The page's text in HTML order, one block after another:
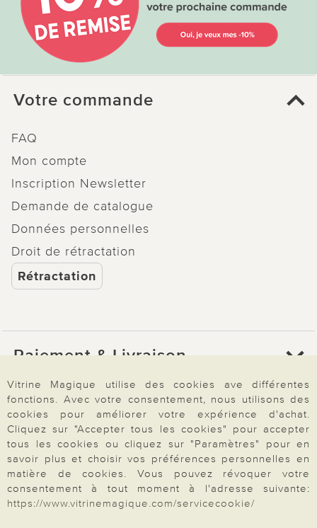
Votre commande
FAQ
Mon compte
Inscription Newsletter
Demande de catalogue
Données personnelles
Droit de rétractation
Rétractation
Paiement & Livraison
À propos de nous
Besoin d'aide?
Mentions légales|CGV|Données & liberté|Vie privée & cookies
Vitrine Magique utilise des cookies ave différentes
fonctions. Avec votre consentement, nous utilisons des
cookies pour améliorer votre expérience d'achat.
Cliquez sur "Accepter tous les cookies" pour accepter
tous les cookies ou cliquez sur "Paramètres" pour en
savoir plus et choisir vos préférences personnelles en
matière de cookies. Vous pouvez révoquer votre
consentement à tout moment à l'adresse suivante:
https://www.vitrinemagique.com/servicecookie/